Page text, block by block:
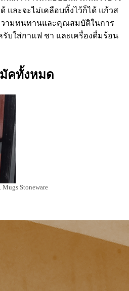
และจะไม่เคลือบทิ้งไว้ก็ได้ แก้วส
ามทนทานและคุณสมบัติในการ
รับใส่กาแฟ ชา และเครื่องดื่มร้อน
คทั้งหมด
Mugs Stoneware